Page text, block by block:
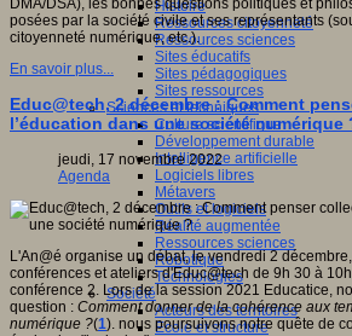
Histoire
Ressources citoyenneté
Ressources sciences
Sites éducatifs
Sites pédagogiques
Sites ressources
Sciences et techniques
Culture scientifique
Développement durable
Intelligence artificielle
Logiciels libres
Métavers
Outils et logiciels
Réalité augmentée
Ressources sciences
Robotique
Technologies
Société
Acteurs des territoires
Ecole et structure
DMA/DSA), les bonnes questions politiques et
posées par la société civile et ses représentants
citoyenneté numérique, etc.).
En savoir plus...
Educ@tech, 2 décembre : Comment
l’éducation dans une société numérique
jeudi, 17 novembre 2022
Agenda
L'An@é organise un débat, le vendredi 2
conférences et ateliers d'Educ@tech de 9h 30 à
conférence 2. Lors de la session 2021 Educatice,
question : Comment donner de la cohérence aux
numérique ?(1). nous poursuivons notre quête de